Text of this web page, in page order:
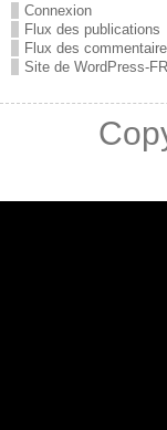
Connexion
Flux des publications
Flux des
Site de WordPress-FR